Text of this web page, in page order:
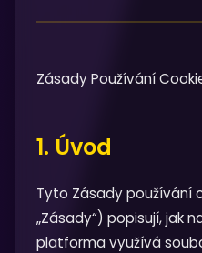
Zásady Používání
1. Úvod
Tyto Zásady používání
„Zásady“) popisují, jak
platforma využívá